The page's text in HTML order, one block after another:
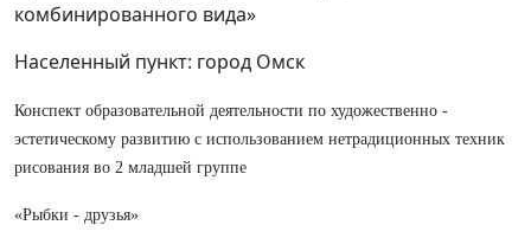
комбинированного вида»
Населенный пункт: город Омск
Конспект образовательной деятельности по художественно -
эстетическому развитию с использованием нетрадиционных техник
рисования во 2 младшей группе
«Рыбки - друзья»